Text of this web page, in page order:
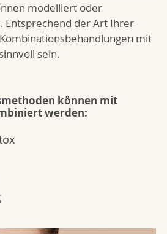
modelliert oder
Entsprechend der Art Ihrer
mit
sein.
können mit
werden: